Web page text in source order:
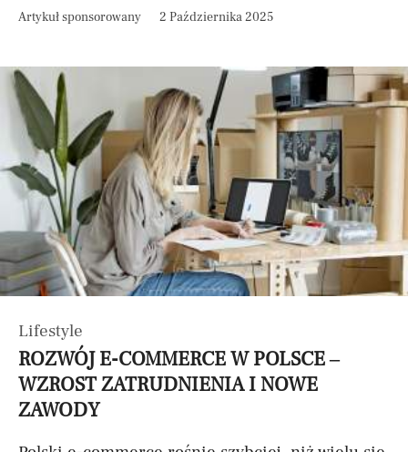
Artykuł sponsorowany 2 Października 2025
Lifestyle
ROZWÓJ E-COMMERCE W POLSCE –
WZROST ZATRUDNIENIA I NOWE
ZAWODY